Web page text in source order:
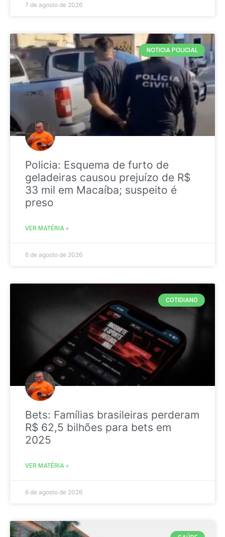
7 de agosto de 2026
NOTICIA POLICIAL
Policia: Esquema de furto de
geladeiras causou prejuízo de R$
33 mil em Macaíba; suspeito é
preso
VER MATÉRIA »
6 de agosto de 2026
COTIDIANO
Bets: Famílias brasileiras perderam
R$ 62,5 bilhões para bets em
2025
VER MATÉRIA »
6 de agosto de 2026